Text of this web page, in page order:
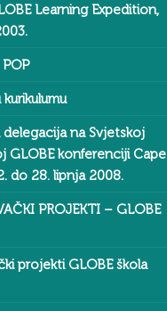
Learning Expedition,
kurikulumu
delegacija na Svjetskoj
GLOBE konferenciji Cape
do 28. lipnja 2008.
PROJEKTI – GLOBE
projekti GLOBE škola